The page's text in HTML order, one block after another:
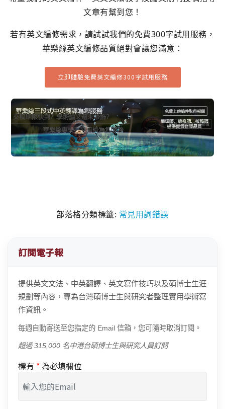
文章有幫到您！
若有英文編修需求，請試試我們的免費300字試用服務，
華樂絲英文編修品質絕對會讓您滿意：
立即體驗免費英文編修300字試用服務
部落格分類標籤: 常見用詞錯誤
訂閱電子報
提供英文文法、中英翻譯、英文寫作技巧以及碩博士生涯
規劃等內容，專為台灣碩博士生與研究者整理實用學術寫
作資訊。
每週自動寄送至您指定的 Email 信箱，您可隨時取消訂閱。
超過 315,000 名中港台碩博士生與研究人員訂閱
標有 * 為必填欄位